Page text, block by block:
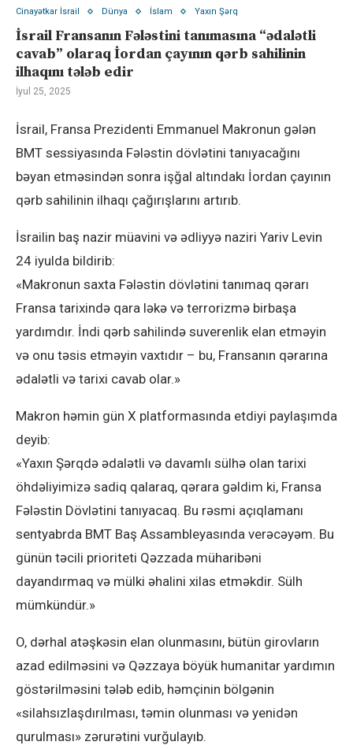
Cinayətkar İsrail Dünya İslam Yaxın Şərq
İsrail Fransanın Fələstini tanımasına “ədalətli
cavab” olaraq İordan çayının qərb sahilinin
ilhaqını tələb edir
İyul 25, 2025
İsrail, Fransa Prezidenti Emmanuel Makronun gələn
BMT sessiyasında Fələstin dövlətini tanıyacağını
bəyan etməsindən sonra işğal altındakı İordan çayının
qərb sahilinin ilhaqı çağırışlarını artırıb.
İsrailin baş nazir müavini və ədliyyə naziri Yariv Levin
24 iyulda bildirib:
«Makronun saxta Fələstin dövlətini tanımaq qərarı
Fransa tarixində qara ləkə və terrorizmə birbaşa
yardımdır. İndi qərb sahilində suverenlik elan etməyin
və onu təsis etməyin vaxtıdır – bu, Fransanın qərarına
ədalətli və tarixi cavab olar.»
Makron həmin gün X platformasında etdiyi paylaşımda
deyib:
«Yaxın Şərqdə ədalətli və davamlı sülhə olan tarixi
öhdəliyimizə sadiq qalaraq, qərara gəldim ki, Fransa
Fələstin Dövlətini tanıyacaq. Bu rəsmi açıqlamanı
sentyabrda BMT Baş Assambleyasında verəcəyəm. Bu
günün təcili prioriteti Qəzzada müharibəni
dayandırmaq və mülki əhalini xilas etməkdir. Sülh
mümkündür.»
O, dərhal atəşkəsin elan olunmasını, bütün girovların
azad edilməsini və Qəzzaya böyük humanitar yardımın
göstərilməsini tələb edib, həmçinin bölgənin
«silahsızlaşdırılması, təmin olunması və yenidən
qurulması» zərurətini vurğulayıb.